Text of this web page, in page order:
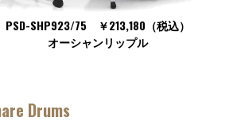
PSD-SHP923/75 ￥213,180（税込）
オーシャンリップル
Drums